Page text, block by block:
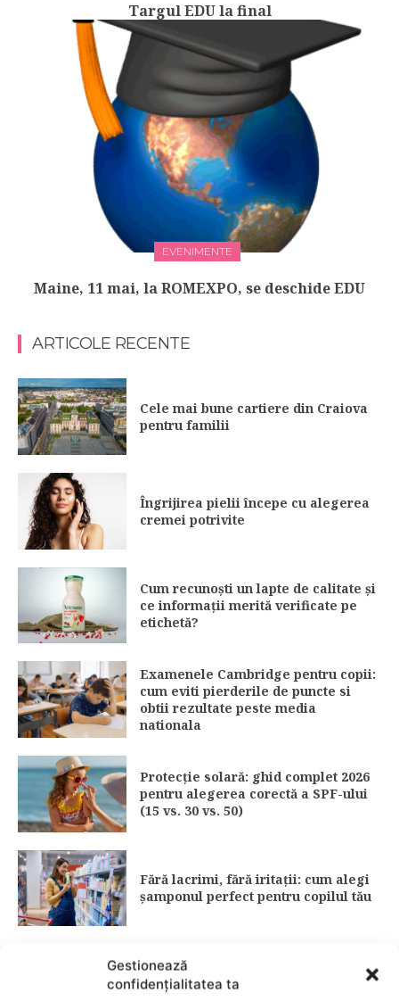
Gestionează
confidențialitatea ta
Targul EDU la final
EVENIMENTE
Maine, 11 mai, la ROMEXPO, se deschide EDU
ARTICOLE RECENTE
Cele mai bune cartiere din Craiova
pentru familii
Îngrijirea pielii începe cu alegerea
cremei potrivite
Cum recunoști un lapte de calitate și
ce informații merită verificate pe
etichetă?
Examenele Cambridge pentru copii:
cum eviti pierderile de puncte si
obtii rezultate peste media
nationala
Protecție solară: ghid complet 2026
pentru alegerea corectă a SPF-ului
(15 vs. 30 vs. 50)
Fără lacrimi, fără iritații: cum alegi
șamponul perfect pentru copilul tău
3 îndulcitori naturali care fac
deserturile mai sănătoase